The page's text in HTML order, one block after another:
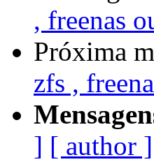
, freenas
Próxima
zfs ,
] [ author ]